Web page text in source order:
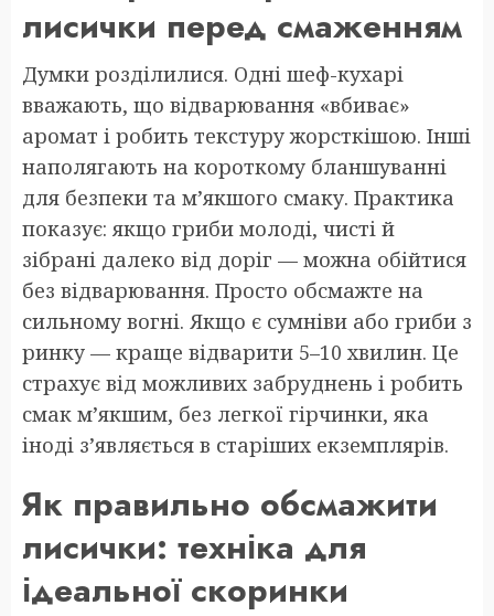
лисички перед смаженням
Думки розділилися. Одні шеф-кухарі
вважають, що відварювання «вбиває»
аромат і робить текстуру жорсткішою. Інші
наполягають на короткому бланшуванні
для безпеки та м’якшого смаку. Практика
показує: якщо гриби молоді, чисті й
зібрані далеко від доріг — можна обійтися
без відварювання. Просто обсмажте на
сильному вогні. Якщо є сумніви або гриби з
ринку — краще відварити 5–10 хвилин. Це
страхує від можливих забруднень і робить
смак м’якшим, без легкої гірчинки, яка
іноді з’являється в старіших екземплярів.
Як правильно обсмажити
лисички: техніка для
ідеальної скоринки